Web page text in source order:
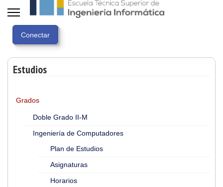
Estudios
Grados
Doble Grado II-M
Ingeniería de Computadores
Plan de Estudios
Asignaturas
Horarios